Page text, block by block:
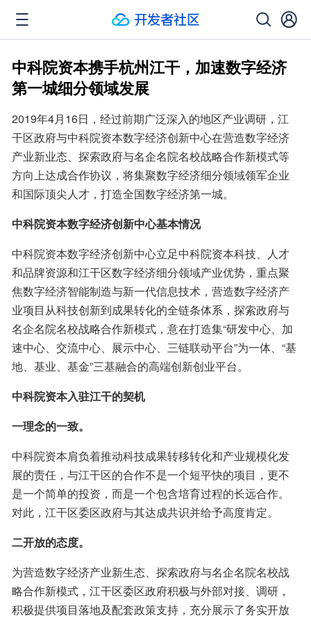
中科院资本携手杭州江干，加速数字经济
第一城细分领域发展
2019年4月16日，经过前期广泛深入的地区产业调研，江
干区政府与中科院资本数字经济创新中心在营造数字经济
产业新业态、探索政府与名企名院名校战略合作新模式等
方向上达成合作协议，将集聚数字经济细分领域领军企业
和国际顶尖人才，打造全国数字经济第一城。
中科院资本数字经济创新中心基本情况
中科院资本数字经济创新中心立足中科院资本科技、人才
和品牌资源和江干区数字经济细分领域产业优势，重点聚
焦数字经济智能制造与新一代信息技术，营造数字经济产
业项目从科技创新到成果转化的全链条体系，探索政府与
名企名院名校战略合作新模式，意在打造集“研发中心、加
速中心、交流中心、展示中心、三链联动平台”为一体、“基
地、基业、基金”三基融合的高端创新创业平台。
中科院资本入驻江干的契机
一理念的一致。
中科院资本肩负着推动科技成果转移转化和产业规模化发
展的责任，与江干区的合作不是一个短平快的项目，更不
是一个简单的投资，而是一个包含培育过程的长远合作。
对此，江干区委区政府与其达成共识并给予高度肯定。
二开放的态度。
为营造数字经济产业新生态、探索政府与名企名院名校战
略合作新模式，江干区委区政府积极与外部对接、调研，
积极提供项目落地及配套政策支持，充分展示了务实开放